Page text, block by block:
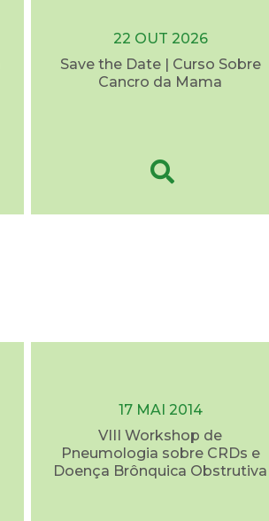
22 OUT 2026
Save the Date | Curso Sobre
Cancro da Mama
17 MAI 2014
VIII Workshop de
Pneumologia sobre CRDs e
Doença Brônquica Obstrutiva